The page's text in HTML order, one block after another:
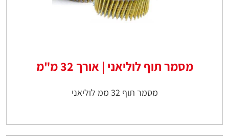
מסמר תוף לוליאני | אורך 32 מ"מ
מסמר תוף 32 ממ לוליאני